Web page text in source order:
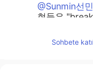
@Sunmin선민
현들은
expensive,
운 말처럼 들
Sohbete